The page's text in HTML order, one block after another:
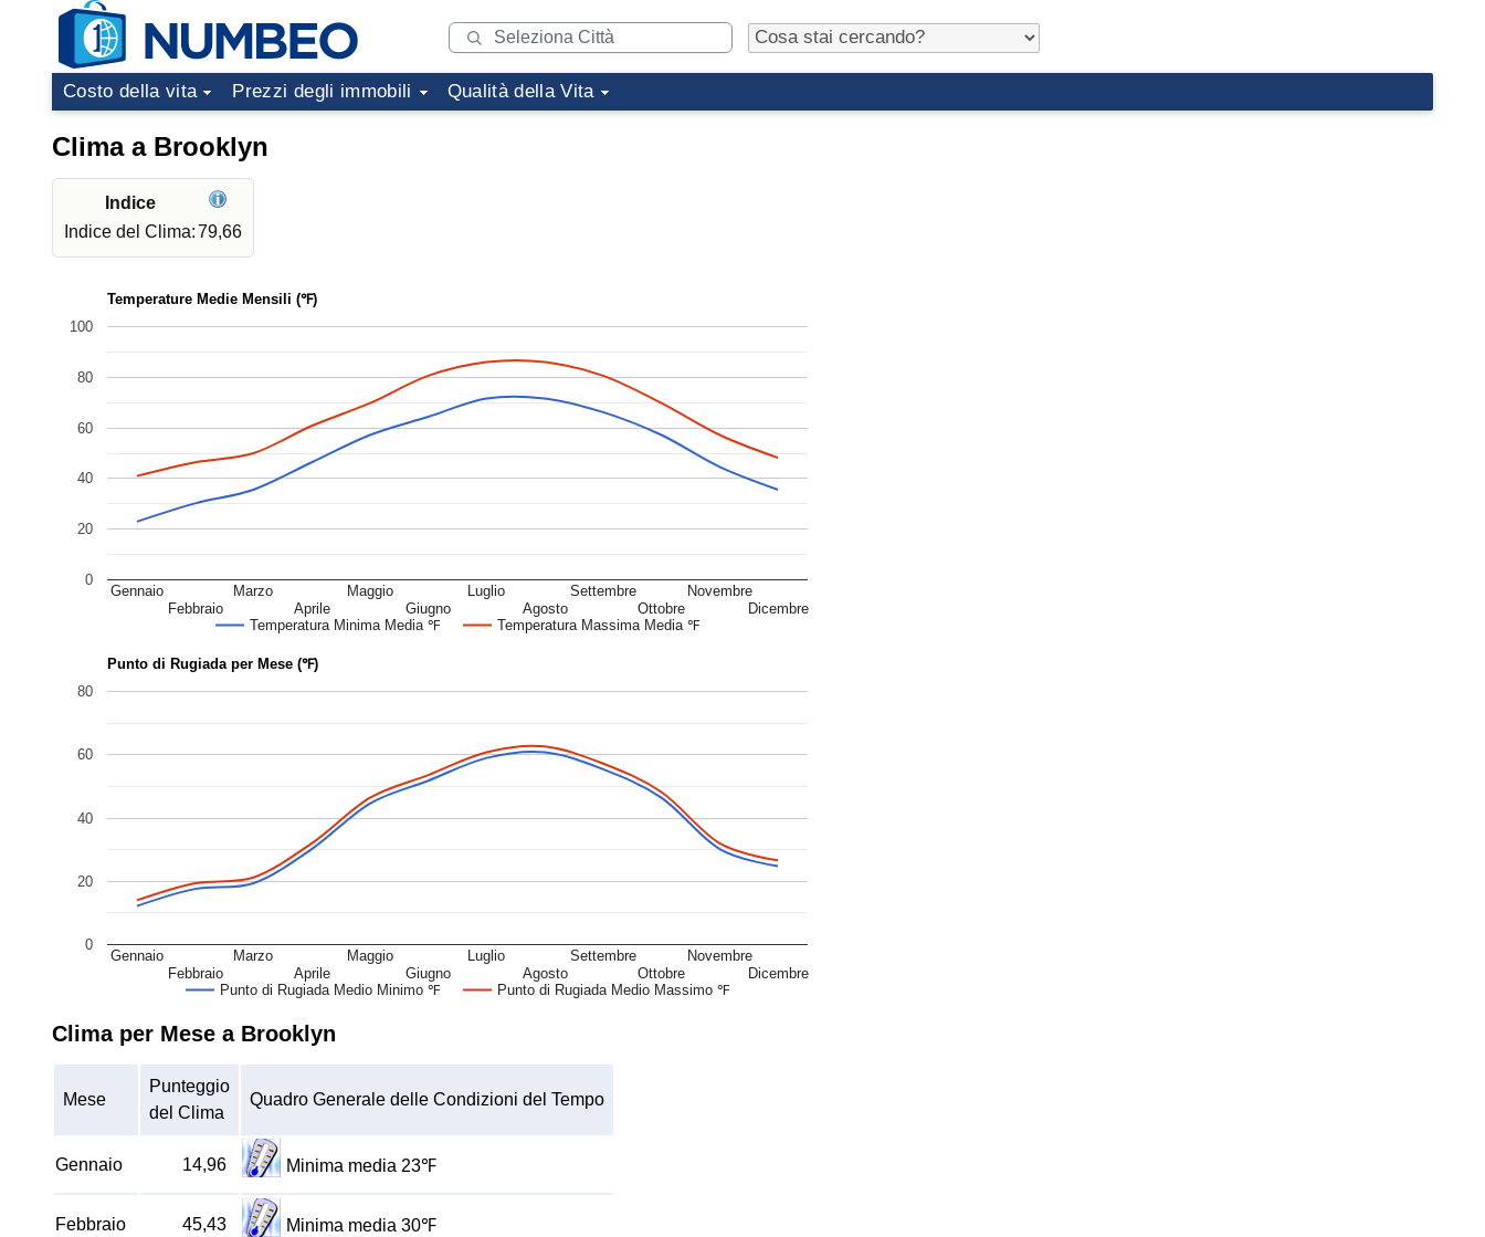
Costo della vita Prezzi degli immobili Qualità della Vita
Clima a Brooklyn
Indice
Indice del Clima:79,66
Temperature Medie Mensili (℉)
Temperatura Minima Media ℉ Temperatura Massima Media ℉
Gennaio
Febbraio
Marzo
Aprile
Maggio
Giugno
Luglio
Agosto
Settembre
Ottobre
Novembre
Dicembre
0
20
40
60
80
100
Punto di Rugiada per Mese (℉)
Punto di Rugiada Medio Minimo ℉ Punto di Rugiada Medio Massimo ℉
Gennaio
Febbraio
Marzo
Aprile
Maggio
Giugno
Luglio
Agosto
Settembre
Ottobre
Novembre
Dicembre
0
20
40
60
80
Clima per Mese a Brooklyn
Mese
Punteggio
del Clima
Quadro Generale delle Condizioni del Tempo
Gennaio 14,96 Minima media 23℉
Febbraio 45,43 Minima media 30℉